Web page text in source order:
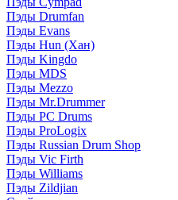
Пэды Drumfan
Пэды Evans
Пэды Hun (Хан)
Пэды Kingdo
Пэды MDS
Пэды Mezzo
Пэды Mr.Drummer
Пэды PC Drums
Пэды ProLogix
Пэды Russian Drum Shop
Пэды Vic Firth
Пэды Williams
Пэды Zildjian